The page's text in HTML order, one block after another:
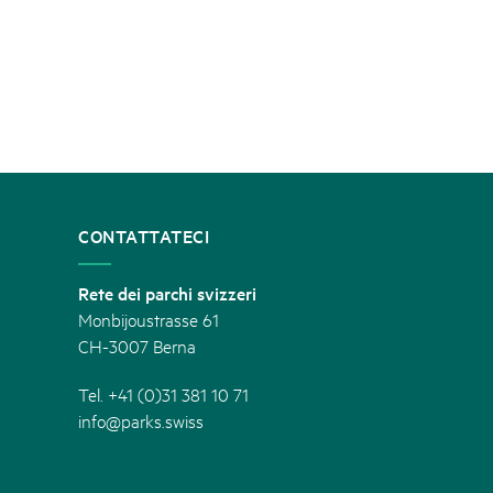
CONTATTATECI
Rete dei parchi svizzeri
Monbijoustrasse 61
CH-3007 Berna
Tel. +41 (0)31 381 10 71
info@parks.swiss